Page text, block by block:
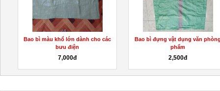
Bao bì màu khổ lớn dành cho các
bưu điện
7,000đ
Bao bì đựng vật dụng văn
phẩm
2,500đ